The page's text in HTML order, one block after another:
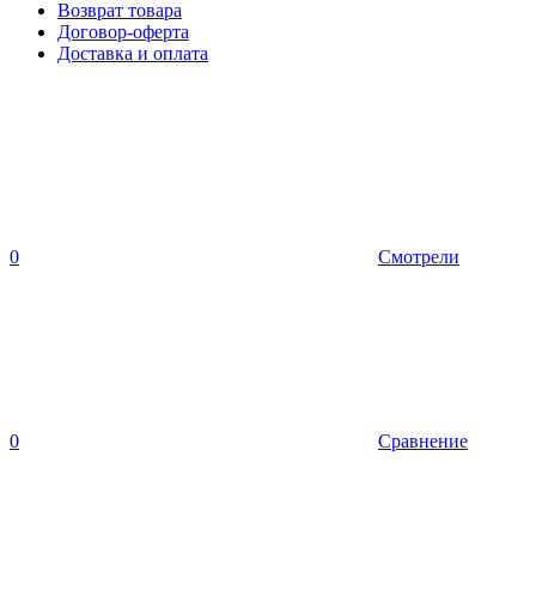
Возврат товара
Договор-оферта
Доставка и оплата
0 Смотрели
0 Сравнение